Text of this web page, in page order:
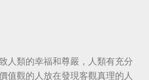
人類的幸福和尊嚴，人類有充分
值觀的人放在發現客觀真理的人